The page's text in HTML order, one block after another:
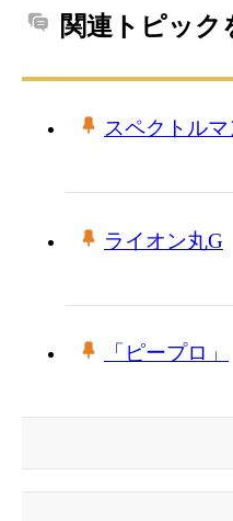
関連トピック
スペクトルマ
ライオン丸G
「ピープロ」